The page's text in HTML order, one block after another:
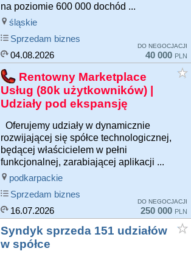
na poziomie 600 000 dochód ...
śląskie
Sprzedam biznes
04.08.2026
DO NEGOCJACJI
40 000 PLN
Rentowny Marketplace
Usług (80k użytkowników) |
Udziały pod ekspansję
Oferujemy udziały w dynamicznie
rozwijającej się spółce technologicznej,
będącej właścicielem w pełni
funkcjonalnej, zarabiającej aplikacji ...
podkarpackie
Sprzedam biznes
16.07.2026
DO NEGOCJACJI
250 000 PLN
Syndyk sprzeda 151 udziałów
w spółce